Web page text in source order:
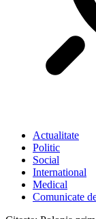
Actualitate
Politic
Social
International
Medical
Comunicate